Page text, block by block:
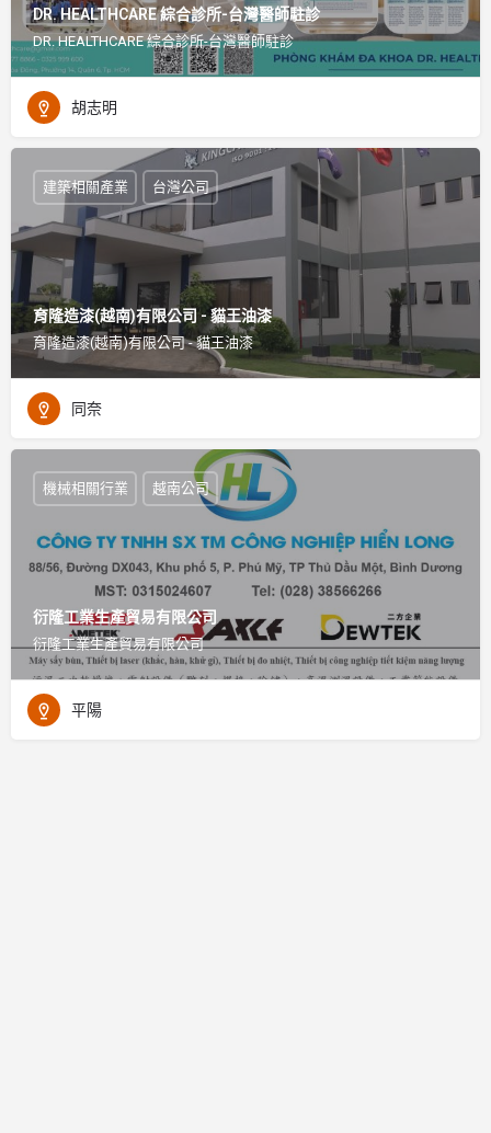
DR. HEALTHCARE 綜合診所-台灣醫師駐診
DR. HEALTHCARE 綜合診所-台灣醫師駐診
胡志明
育隆造漆(越南)有限公司 - 貓王油漆
育隆造漆(越南)有限公司 - 貓王油漆
建築相關產業 台灣公司
同奈
衍隆工業生產貿易有限公司
衍隆工業生產貿易有限公司
機械相關行業 越南公司
平陽